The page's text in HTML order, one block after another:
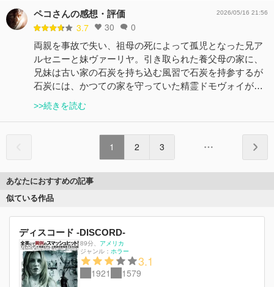
ペコさんの感想・評価
3.7 30 0
2026/05/16 21:56
両親を事故で失い、祖母の死によって孤児となった兄ア
ルセニーと妹ヴァーリヤ。引き取られた養父母の家に、
兄妹は古い家の石炭を持ち込む風習で石炭を持参するが
石炭には、かつての家を守っていた精霊ドモヴォイが…
>>続きを読む
1 2 3
あなたにおすすめの記事
似ている作品
ディスコード -DISCORD-
89分
アメリカ
ジャンル： ホラー
3.1
1921 1579